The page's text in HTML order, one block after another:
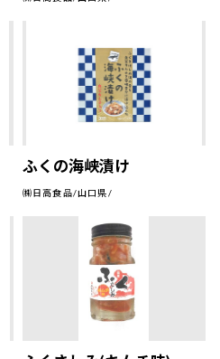
ふくの海峡漬け
㈱日高食品/山口県/